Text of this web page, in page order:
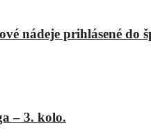
nádeje prihlásené do
– 3. kolo.